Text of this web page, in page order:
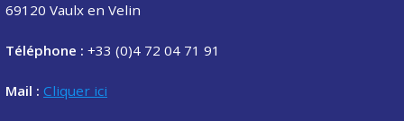
69120 Vaulx en Velin
Téléphone : +33 (0)4 72 04 71 91
Mail : Cliquer ici